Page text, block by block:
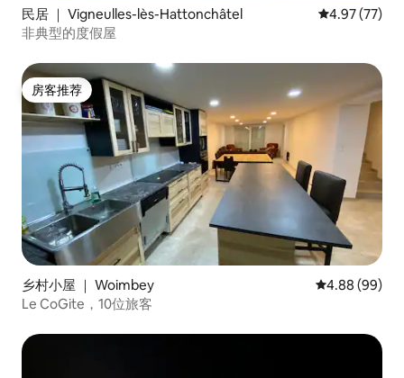
民居 ｜ Vigneulles-lès-Hattonchâtel 平均评分
4.97 (77)
非典型的度假屋
房客推荐
房客推荐
乡村小屋 ｜ Woimbey 平均评分 4.88
4.88 (99)
Le CoGite，10位旅客